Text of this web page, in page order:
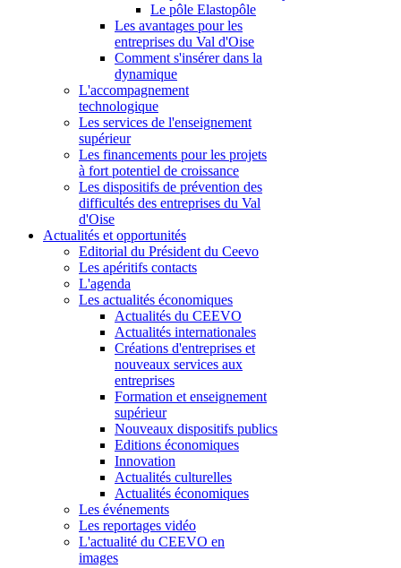
Le pôle Elastopôle
Les avantages pour les
entreprises du Val d'Oise
Comment s'insérer dans la
dynamique
L'accompagnement
technologique
Les services de l'enseignement
supérieur
Les financements pour les projets
à fort potentiel de croissance
Les dispositifs de prévention des
difficultés des entreprises du Val
d'Oise
Actualités et opportunités
Editorial du Président du Ceevo
Les apéritifs contacts
L'agenda
Les actualités économiques
Actualités du CEEVO
Actualités internationales
Créations d'entreprises et
nouveaux services aux
entreprises
Formation et enseignement
supérieur
Nouveaux dispositifs publics
Editions économiques
Innovation
Actualités culturelles
Actualités économiques
Les événements
Les reportages vidéo
L'actualité du CEEVO en
images